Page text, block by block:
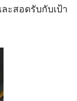
ะสอดรับกับเป้า